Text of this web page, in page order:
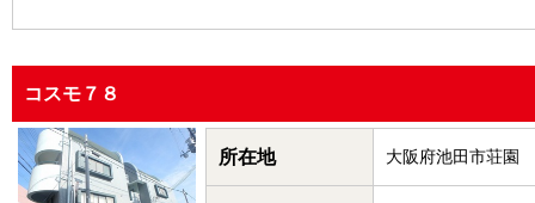
コスモ７８
所在地 大阪府池田市荘園